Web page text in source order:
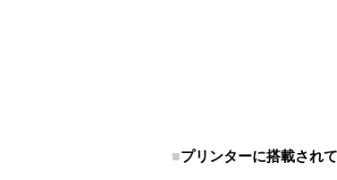
■プリンターに搭載され